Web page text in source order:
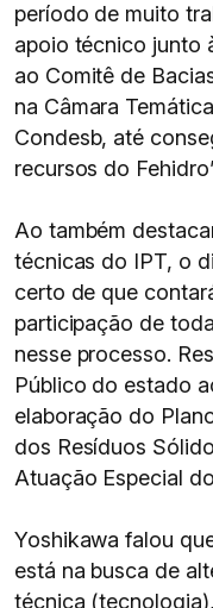
período de muito
apoio técnico junto
ao Comitê de
na Câmara
Condesb, até
recursos do
Ao também
técnicas do IPT, o
certo de que
participação de
nesse processo.
Público do estado
elaboração do
dos Resíduos
Atuação Especial
Yoshikawa falou
está na busca de
técnica